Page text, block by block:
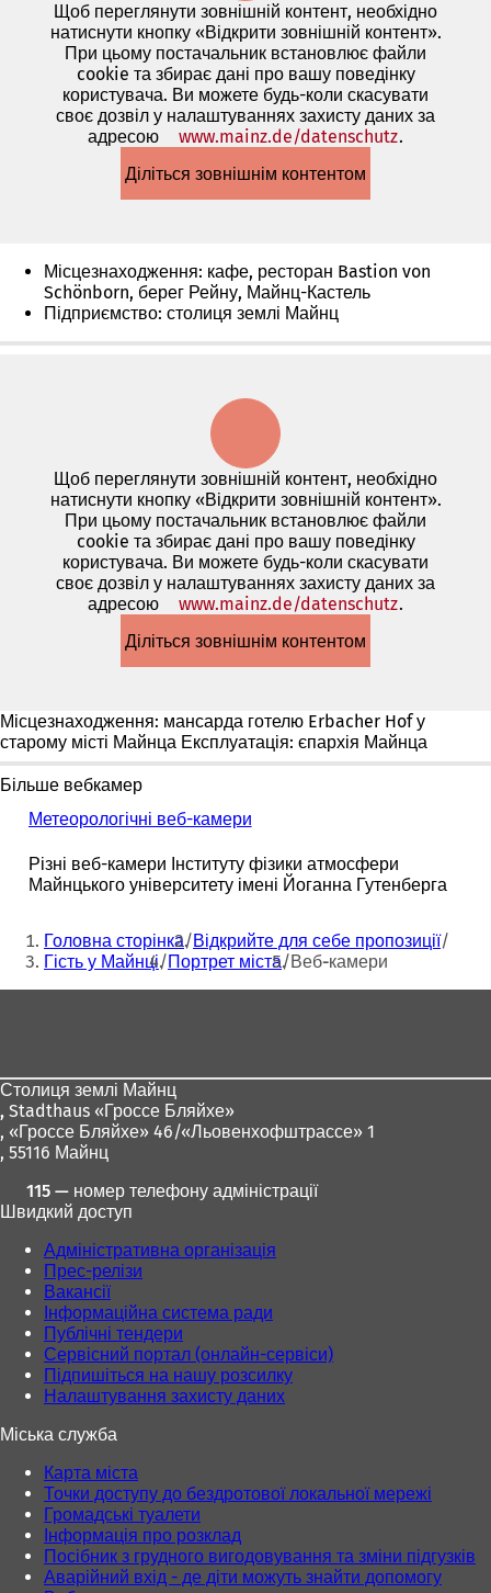
Щоб переглянути зовнішній контент, необхідно
натиснути кнопку «Відкрити зовнішній контент».
При цьому постачальник встановлює файли
cookie та збирає дані про вашу поведінку
користувача. Ви можете будь-коли скасувати
своє дозвіл у налаштуваннях захисту даних за
адресою
www.mainz.de/datenschutz.
Діліться зовнішнім контентом
Місцезнаходження: кафе, ресторан Bastion von
Schönborn, берег Рейну, Майнц-Кастель
Підприємство: столиця землі Майнц
Щоб переглянути зовнішній контент, необхідно
натиснути кнопку «Відкрити зовнішній контент».
При цьому постачальник встановлює файли
cookie та збирає дані про вашу поведінку
користувача. Ви можете будь-коли скасувати
своє дозвіл у налаштуваннях захисту даних за
адресою
www.mainz.de/datenschutz.
Діліться зовнішнім контентом
Місцезнаходження: мансарда готелю Erbacher Hof у
старому місті Майнца Експлуатація: єпархія Майнца
Більше вебкамер
Метеорологічні веб-камери
і
д
и
в
а
н
і
к
д
і
)
Різні веб-камери Інституту фізики атмосфери
Майнцького університету імені Йоганна Гутенберга
Ти
тут:
Головна сторінка Відкрийте для себе пропозиції
Гість у Майнці Портрет міста Веб-камери
Столиця землі Майнц
, Stadthaus «Гроссе Бляйхе»
, «Гроссе Бляйхе» 46/«Льовенхофштрассе» 1
, 55116 Майнц
115 — номер телефону адміністрації
Швидкий доступ
Адміністративна організація
Прес-релізи
Вакансії
Інформаційна система ради
Публічні тендери
Сервісний портал (онлайн-сервіси)
Підпишіться на нашу розсилку
Налаштування захисту даних
Міська служба
Карта міста
Точки доступу до бездротової локальної мережі
Громадські туалети
Інформація про розклад
Посібник з грудного вигодовування та зміни підгузків
Аварійний вхід - де діти можуть знайти допомогу